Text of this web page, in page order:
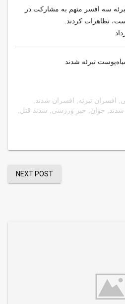
سه افسر متهم به مشارکت در
تظاهرات کردند.
تبرئه شدند
افسران تبرئه افسران شدند
شدند جوان خبر ورزشی شدند قتل
NEXT POST